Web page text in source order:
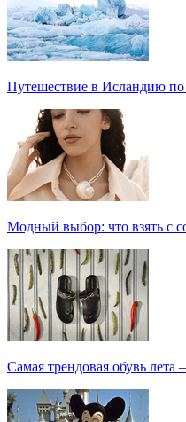
Путешествие в Исландию по
Модный выбор: что взять с
Самая трендовая обувь лета